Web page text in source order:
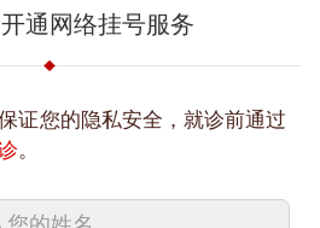
通网络挂号服务
证您的隐私安全，就诊前通过
。